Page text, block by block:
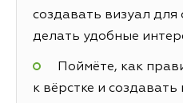
создавать визуал для
делать удобные
Поймёте, как
к вёрстке и